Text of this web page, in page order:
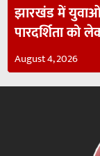
झारखंड में युवाओं
पारदर्शिता को
August 4, 2026